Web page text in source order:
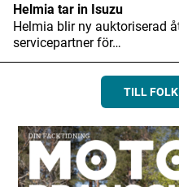
Helmia tar in Isuzu
Helmia blir ny auktoriserad
servicepartner för…
TILL FOLK